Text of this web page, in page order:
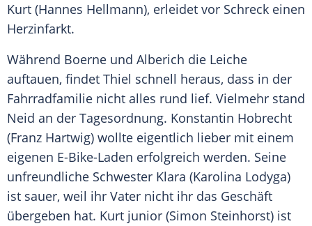
Kurt (Hannes Hellmann), erleidet vor Schreck einen
Herzinfarkt.
Während Boerne und Alberich die Leiche
auftauen, findet Thiel schnell heraus, dass in der
Fahrradfamilie nicht alles rund lief. Vielmehr stand
Neid an der Tagesordnung. Konstantin Hobrecht
(Franz Hartwig) wollte eigentlich lieber mit einem
eigenen E-Bike-Laden erfolgreich werden. Seine
unfreundliche Schwester Klara (Karolina Lodyga)
ist sauer, weil ihr Vater nicht ihr das Geschäft
übergeben hat. Kurt junior (Simon Steinhorst) ist